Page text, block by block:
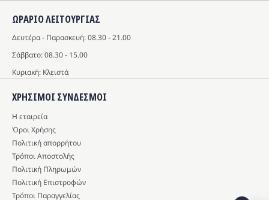
ΩΡΑΡΙΟ ΛΕΙΤΟΥΡΓΙΑΣ
Δευτέρα - Παρασκευή: 08.30 - 21.00
Σάββατο: 08.30 - 15.00
Κυριακή: Κλειστά
ΧΡΗΣΙΜΟΙ ΣΥΝΔΕΣΜΟΙ
Η εταιρεία
Όροι Χρήσης
Πολιτική απορρήτου
Τρόποι Αποστολής
Πολιτική Πληρωμών
Πολιτική Επιστροφών
Τρόποι Παραγγελίας